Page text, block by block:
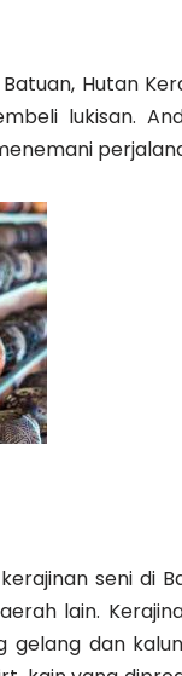
Hutan
lukisan.
seni di
lain.
gelang dan